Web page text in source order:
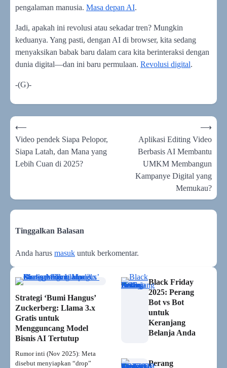
pengalaman manusia. Masa depan AI.
Jadi, apakah ini revolusi atau sekadar tren? Mungkin
keduanya. Yang pasti, dengan AI di browser, kita sedang
menyaksikan babak baru dalam cara kita berinteraksi dengan
dunia digital—dan ini baru permulaan. Revolusi digital.
-(G)-
Navigasi
pos
⟵
Video pendek Siapa Pelopor,
Siapa Latah, dan Mana yang
Lebih Cuan di 2025?
Aplikasi Editing Video
Berbasis AI Membantu
UMKM Membangun
Kampanye Digital yang
Memukau?
⟶
Tinggalkan Balasan
Anda harus masuk untuk berkomentar.
Strategi ‘Bumi Hangus’
Zuckerberg: Llama 3.x
Gratis untuk
Mengguncang Model
Bisnis AI Tertutup
Rumor inti (Nov 2025): Meta
disebut menyiapkan “drop”
Black Friday
2025: Perang
Bot vs Bot
untuk
Keranjang
Belanja Anda
Perang